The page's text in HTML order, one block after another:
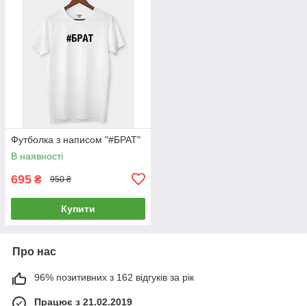
Футболка з написом "#БРАТ"
В наявності
695 ₴ 950 ₴
Купити
Про нас
96% позитивних з 162 відгуків за рік
Працює з 21.02.2019